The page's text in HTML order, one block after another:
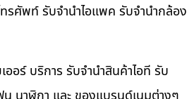
รศัพท์ รับจำนำไอแพค รับจำนำกล้อง
อร์ บริการ รับจำนำสินค้าไอที รับ